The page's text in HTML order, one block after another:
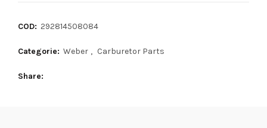
COD: 292814508084
Categorie: Weber , Carburetor Parts
Share